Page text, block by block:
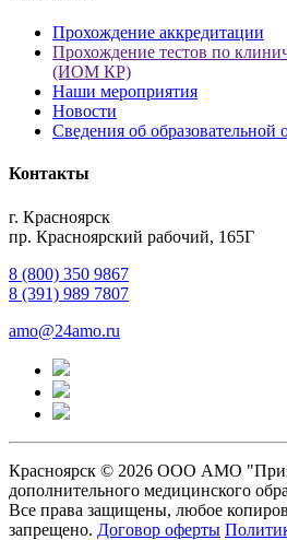
Прохождение аккредитации
Прохождение тестов по
(ИОМ КР)
Наши мероприятия
Новости
Сведения об образовательной
Контакты
г. Красноярск
пр. Красноярский рабочий, 165Г
8 (800) 350 9867
8 (391) 989 7807
amo@24amo.ru
Красноярск © 2026 ООО АМО
дополнительного медицинского
Все права защищены, любое
запрещено. Договор оферты